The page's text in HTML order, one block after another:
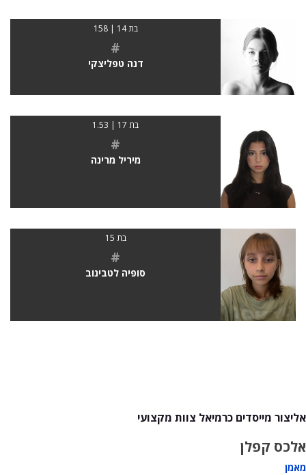
בת 14 | 158
#
דנה טפליצקי
בת 17 | 1.53
#
מיריל מרינה
בת 15
#
סופיה לטבינוב
אליצור מייסדים כרמיאל צוות מקצועי
אלכס קפלן
מאמן